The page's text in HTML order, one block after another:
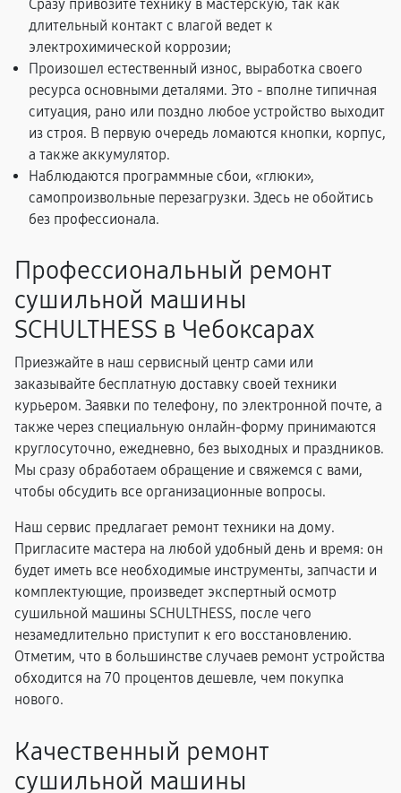
Сразу привозите технику в мастерскую, так как
длительный контакт с влагой ведет к
электрохимической коррозии;
Произошел естественный износ, выработка своего
ресурса основными деталями. Это - вполне типичная
ситуация, рано или поздно любое устройство выходит
из строя. В первую очередь ломаются кнопки, корпус,
а также аккумулятор.
Наблюдаются программные сбои, «глюки»,
самопроизвольные перезагрузки. Здесь не обойтись
без профессионала.
Профессиональный ремонт
сушильной машины
SCHULTHESS в Чебоксарах
Приезжайте в наш сервисный центр сами или
заказывайте бесплатную доставку своей техники
курьером. Заявки по телефону, по электронной почте, а
также через специальную онлайн-форму принимаются
круглосуточно, ежедневно, без выходных и праздников.
Мы сразу обработаем обращение и свяжемся с вами,
чтобы обсудить все организационные вопросы.
Наш сервис предлагает ремонт техники на дому.
Пригласите мастера на любой удобный день и время: он
будет иметь все необходимые инструменты, запчасти и
комплектующие, произведет экспертный осмотр
сушильной машины SCHULTHESS, после чего
незамедлительно приступит к его восстановлению.
Отметим, что в большинстве случаев ремонт устройства
обходится на 70 процентов дешевле, чем покупка
нового.
Качественный ремонт
сушильной машины